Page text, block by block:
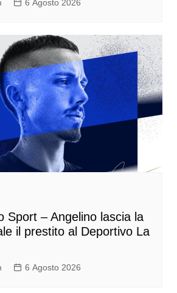
6 Agosto 2026
Sport – Angelino lascia la
il prestito al Deportivo La
6 Agosto 2026